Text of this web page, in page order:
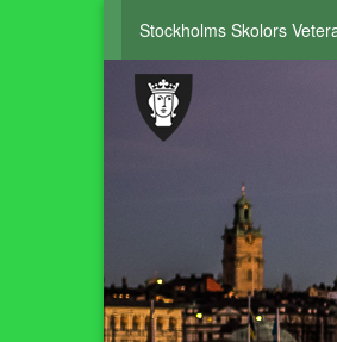
Stockholms Skolors